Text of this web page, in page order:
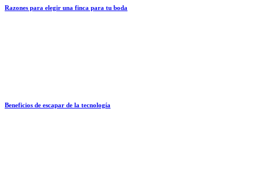
Razones para elegir una finca para tu boda
Beneficios de escapar de la tecnología